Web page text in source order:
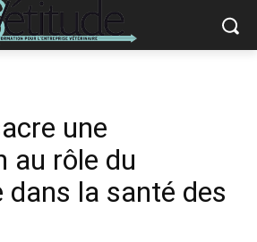
une
au rôle du
dans la santé des